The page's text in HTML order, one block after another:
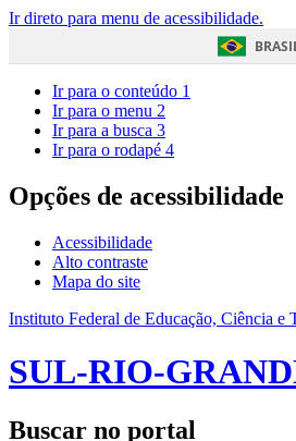
Ir direto para menu de acessibilidade.
Ir para o conteúdo 1
Ir para o menu 2
Ir para a busca 3
Ir para o rodapé 4
Opções de acessibilidade
Acessibilidade
Alto contraste
Mapa do site
Instituto Federal de Educação, Ciência e
SUL-RIO-
Buscar no portal